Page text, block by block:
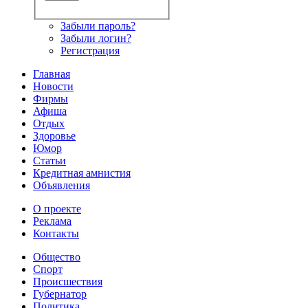
Забыли пароль?
Забыли логин?
Регистрация
Главная
Новости
Фирмы
Афиша
Отдых
Здоровье
Юмор
Статьи
Кредитная амнистия
Объявления
О проекте
Реклама
Контакты
Общество
Спорт
Происшествия
Губернатор